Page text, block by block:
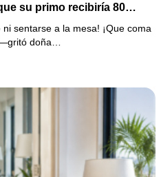
su primo recibiría 80
“Aprende cuál es tu
hasta que terminaron de
y alguien llamó a
sentarse a la mesa! ¡Que coma
doña…